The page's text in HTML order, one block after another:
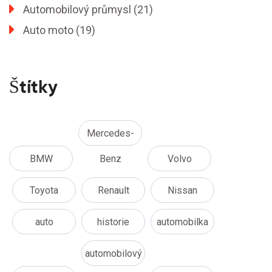
Automobilový průmysl (21)
Auto moto (19)
Štítky
BMW
Mercedes-
Benz Volvo
Toyota Renault Nissan
auto historie automobilka
automobilový